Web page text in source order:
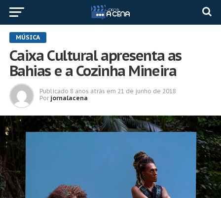
MÚSICA
Caixa Cultural apresenta as
Bahias e a Cozinha Mineira
Publicado 8 anos atrás em 21 de junho de 2018
Por jornalacena